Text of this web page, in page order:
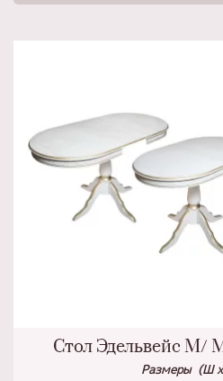
Стол Эдельвейс М/
Размеры (Ш